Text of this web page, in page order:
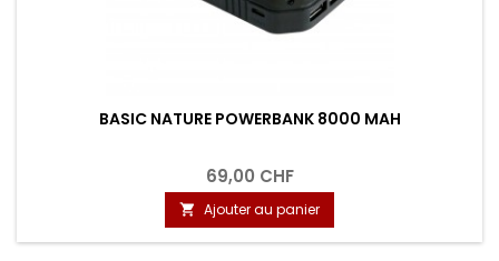
BASIC NATURE POWERBANK 8000 MAH
69,00 CHF
 Ajouter au panier